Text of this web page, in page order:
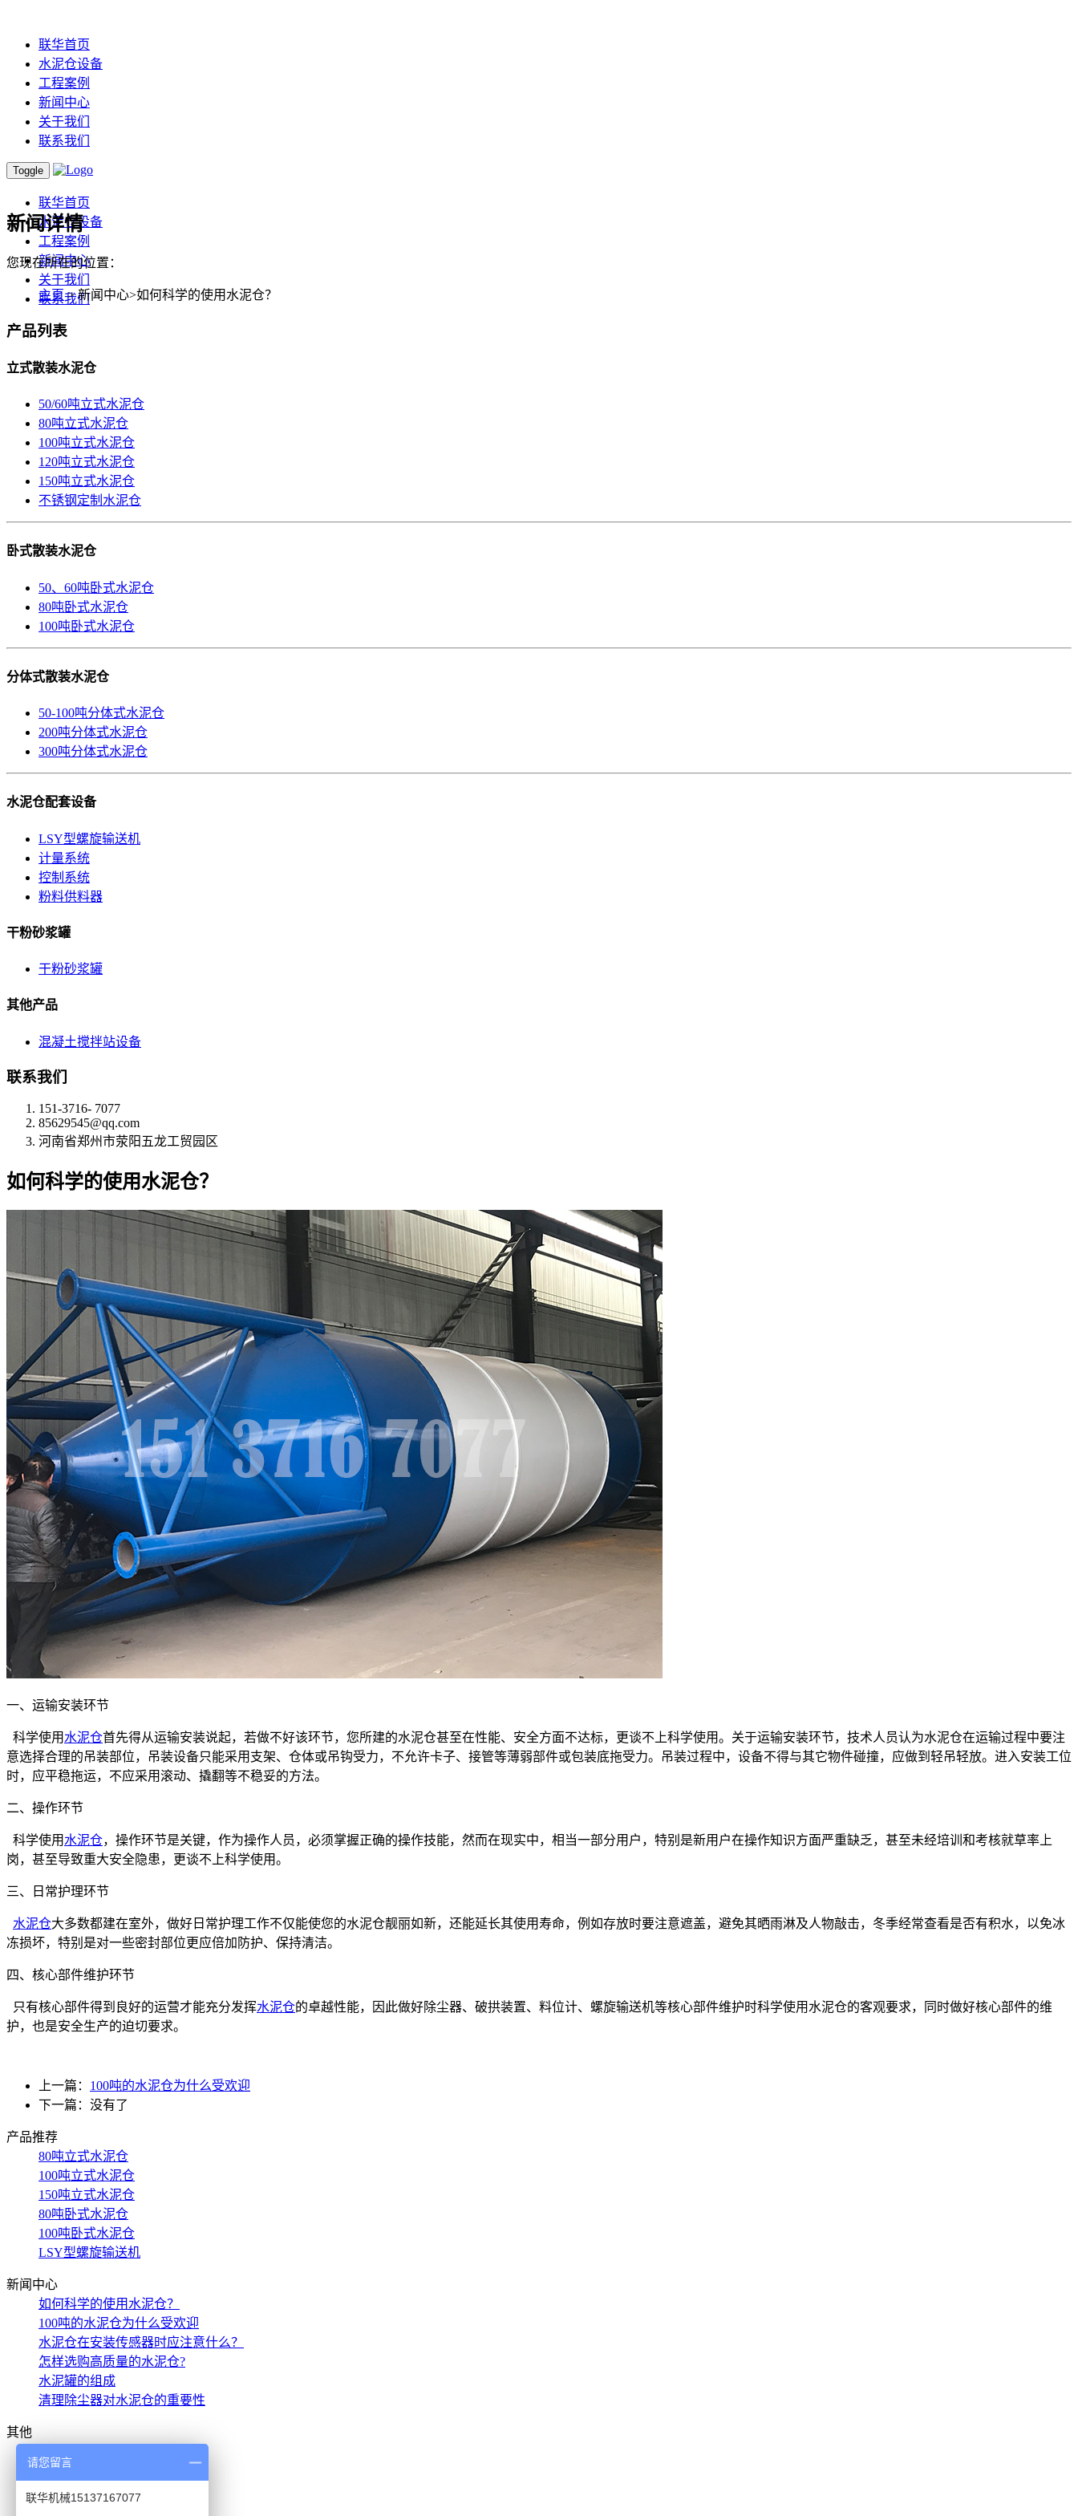
联华首页
水泥仓设备
工程案例
新闻中心
关于我们
联系我们
Toggle
联华首页
水泥仓设备
工程案例
新闻中心
关于我们
联系我们
新闻详情
您现在所在的位置：
主页> 新闻中心>如何科学的使用水泥仓？
产品列表
立式散装水泥仓
50/60吨立式水泥仓
80吨立式水泥仓
100吨立式水泥仓
120吨立式水泥仓
150吨立式水泥仓
不锈钢定制水泥仓
卧式散装水泥仓
50、60吨卧式水泥仓
80吨卧式水泥仓
100吨卧式水泥仓
分体式散装水泥仓
50-100吨分体式水泥仓
200吨分体式水泥仓
300吨分体式水泥仓
水泥仓配套设备
LSY型螺旋输送机
计量系统
控制系统
粉料供料器
干粉砂浆罐
干粉砂浆罐
其他产品
混凝土搅拌站设备
联系我们
151-3716- 7077
85629545@qq.com
河南省郑州市荥阳五龙工贸园区
如何科学的使用水泥仓？
一、运输安装环节
科学使用 水泥仓首先得从运输安装说起，若做不好该环节，您所建的水泥仓甚至在性能、安全方面不达标，更谈不上科学使用。关于运输安装环节，技术人员认为水泥仓在运输过程中要注
意选择合理的吊装部位，吊装设备只能采用支架、仓体或吊钩受力，不允许卡子、接管等薄弱部件或包装底拖受力。吊装过程中，设备不得与其它物件碰撞，应做到轻吊轻放。进入安装工位
时，应平稳拖运，不应采用滚动、撬翻等不稳妥的方法。
二、操作环节
科学使用 水泥仓，操作环节是关键，作为操作人员，必须掌握正确的操作技能，然而在现实中，相当一部分用户，特别是新用户在操作知识方面严重缺乏，甚至未经培训和考核就草率上
岗，甚至导致重大安全隐患，更谈不上科学使用。
三、日常护理环节
水泥仓大多数都建在室外，做好日常护理工作不仅能使您的水泥仓靓丽如新，还能延长其使用寿命，例如存放时要注意遮盖，避免其晒雨淋及人物敲击，冬季经常查看是否有积水，以免冰
冻损坏，特别是对一些密封部位更应倍加防护、保持清洁。
四、核心部件维护环节
只有核心部件得到良好的运营才能充分发挥水泥仓的卓越性能，因此做好除尘器、破拱装置、料位计、螺旋输送机等核心部件维护时科学使用水泥仓的客观要求，同时做好核心部件的维
护，也是安全生产的迫切要求。
上一篇： 100吨的水泥仓为什么受欢迎
下一篇：没有了
产品推荐
80吨立式水泥仓
100吨立式水泥仓
150吨立式水泥仓
80吨卧式水泥仓
100吨卧式水泥仓
LSY型螺旋输送机
新闻中心
如何科学的使用水泥仓？
100吨的水泥仓为什么受欢迎
水泥仓在安装传感器时应注意什么？
怎样选购高质量的水泥仓?
水泥罐的组成
清理除尘器对水泥仓的重要性
其他
80吨立式水泥仓
100吨立式水泥仓
请您留言
联华机械15137167077